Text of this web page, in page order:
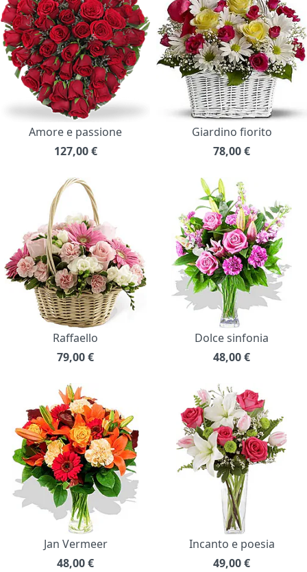
Amore e passione
127,00 €
Giardino fiorito
78,00€
Raffaello
79,00€
Dolce sinfonia
48,00€
Jan Vermeer
48,00€
Incanto e poesia
49,00€